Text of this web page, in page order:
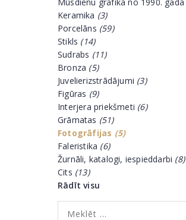
Keramika (3)
Porcelāns (59)
Stikls (14)
Sudrabs (11)
Bronza (5)
Juvelierizstrādājumi (3)
Figūras (9)
Interjera priekšmeti (6)
Grāmatas (51)
Fotogrāfijas (5)
Faleristika (6)
Žurnāli, katalogi, iespieddarbi (8)
Cits (13)
Rādīt visu